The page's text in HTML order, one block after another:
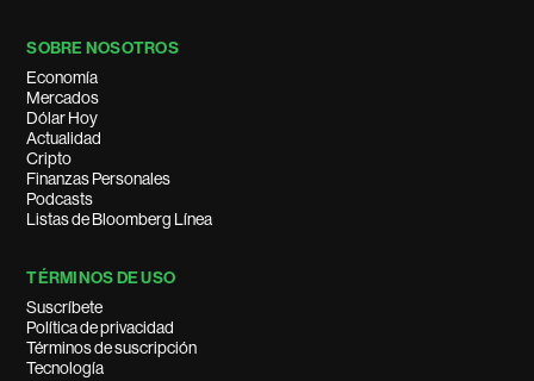
SOBRE NOSOTROS
Economía
Mercados
Dólar Hoy
Actualidad
Cripto
Finanzas Personales
Podcasts
Listas de Bloomberg Línea
TÉRMINOS DE USO
Suscríbete
Política de privacidad
Términos de suscripción
Tecnología